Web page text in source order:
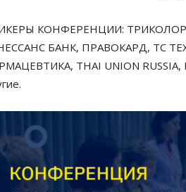
КОНФЕРЕНЦИИ: ТРИКОЛОР
БАНК, ПРАВОКАРД, ТС
THAI UNION